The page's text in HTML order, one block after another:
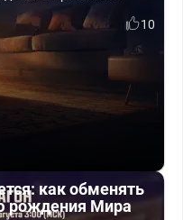
10
как обменять
рождения Мира